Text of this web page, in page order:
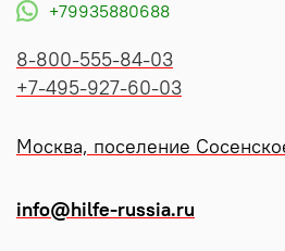
+79935880688
8-800-555-84-03
+7-495-927-60-03
Москва, поселение
info@hilfe-russia.ru